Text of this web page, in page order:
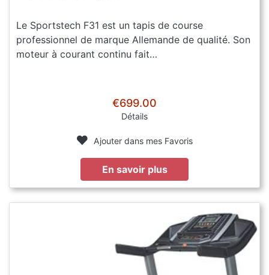
Le Sportstech F31 est un tapis de course
professionnel de marque Allemande de qualité. Son
moteur à courant continu fait…
€699.00
Détails
Ajouter dans mes Favoris
En savoir plus